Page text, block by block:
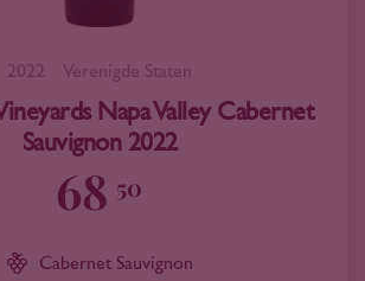
2022 Verenigde Staten
Napa Valley Cabernet
Sauvignon 2022
68 50
Cabernet Sauvignon